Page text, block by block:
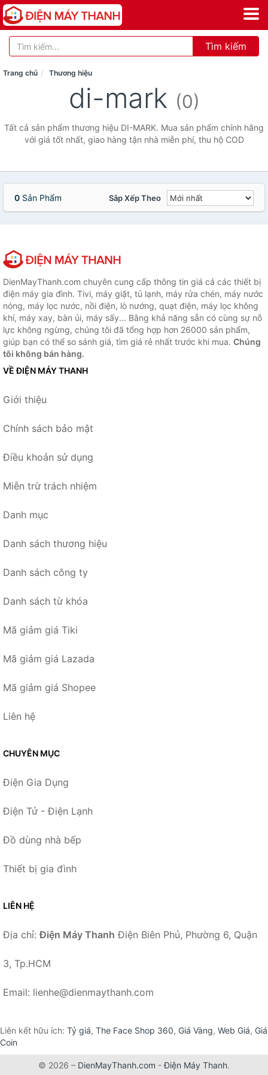
Tìm kiếm
Trang chủ Thương hiệu
di-mark (0)
Tất cả sản phẩm thương hiệu DI-MARK. Mua sản phẩm chính hãng
với giá tốt nhất, giao hàng tận nhà miễn phí, thu hộ COD
0 Sản Phẩm Sắp Xếp Theo
DienMayThanh.com chuyên cung cấp thông tin giá cả các thiết bị
điện máy gia đình. Tivi, máy giặt, tủ lạnh, máy rửa chén, máy nước
nóng, máy lọc nước, nồi điện, lò nướng, quạt điện, máy lọc không
khí, máy xay, bàn ủi, máy sấy... Bằng khả năng sẵn có cùng sự nỗ
lực không ngừng, chúng tôi đã tổng hợp hơn 26000 sản phẩm,
giúp bạn có thể so sánh giá, tìm giá rẻ nhất trước khi mua. Chúng
tôi không bán hàng.
VỀ ĐIỆN MÁY THANH
Giới thiệu
Chính sách bảo mật
Điều khoản sử dụng
Miễn trừ trách nhiệm
Danh mục
Danh sách thương hiệu
Danh sách công ty
Danh sách từ khóa
Mã giảm giá Tiki
Mã giảm giá Lazada
Mã giảm giá Shopee
Liên hệ
CHUYÊN MỤC
Điện Gia Dụng
Điện Tử - Điện Lạnh
Đồ dùng nhà bếp
Thiết bị gia đình
LIÊN HỆ
Địa chỉ:Điện Máy Thanh Điện Biên Phủ, Phường 6, Quận
3, Tp.HCM
Email: lienhe@dienmaythanh.com
Liên kết hữu ích: Tỷ giá, The Face Shop 360, Giá Vàng, Web Giá, Giá
Coin
© 2026 – DienMayThanh.com -Điện Máy Thanh.